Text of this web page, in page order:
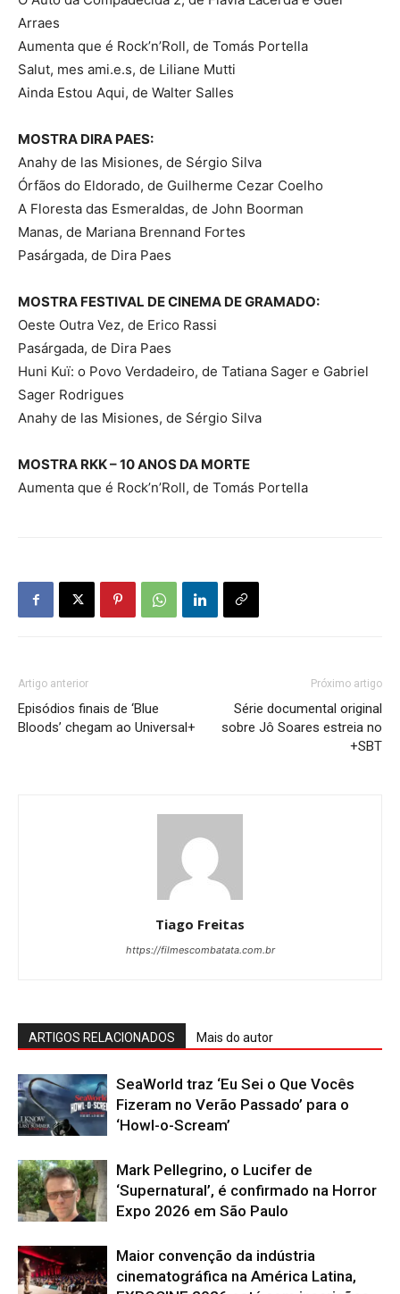
Arraes
Aumenta que é Rock’n’Roll, de Tomás Portella
Salut, mes ami.e.s, de Liliane Mutti
Ainda Estou Aqui, de Walter Salles
MOSTRA DIRA PAES:
Anahy de las Misiones, de Sérgio Silva
Órfãos do Eldorado, de Guilherme Cezar Coelho
A Floresta das Esmeraldas, de John Boorman
Manas, de Mariana Brennand Fortes
Pasárgada, de Dira Paes
MOSTRA FESTIVAL DE CINEMA DE GRAMADO:
Oeste Outra Vez, de Erico Rassi
Pasárgada, de Dira Paes
Huni Kuï: o Povo Verdadeiro, de Tatiana Sager e Gabriel
Sager Rodrigues
Anahy de las Misiones, de Sérgio Silva
MOSTRA RKK – 10 ANOS DA MORTE
Aumenta que é Rock’n’Roll, de Tomás Portella
Artigo anterior
Episódios finais de ‘Blue
Bloods’ chegam ao Universal+
Próximo artigo
Série documental original
sobre Jô Soares estreia no
+SBT
Tiago Freitas
https://filmescombatata.com.br
ARTIGOS RELACIONADOS Mais do autor
SeaWorld traz ‘Eu Sei o Que Vocês
Fizeram no Verão Passado’ para o
‘Howl-o-Scream’
Mark Pellegrino, o Lucifer de
‘Supernatural’, é confirmado na Horror
Expo 2026 em São Paulo
Maior convenção da indústria
cinematográfica na América Latina,